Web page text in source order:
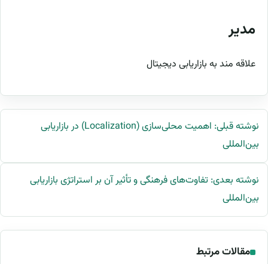
مدیر
علاقه مند به بازاریابی دیجیتال
نوشته قبلی: اهمیت محلی‌سازی (Localization) در بازاریابی
بین‌المللی
نوشته بعدی: تفاوت‌های فرهنگی و تأثیر آن بر استراتژی بازاریابی
بین‌المللی
مقالات مرتبط